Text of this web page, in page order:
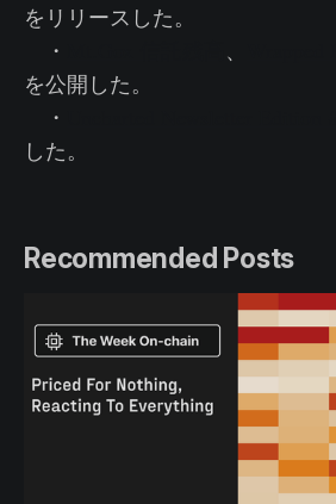
をリリースした。
・
、
を公開した。
・
した。
Recommended Posts